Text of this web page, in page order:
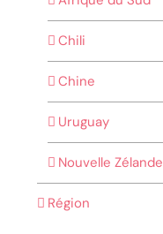
Chili
Chine
Uruguay
Nouvelle Zélande
Région